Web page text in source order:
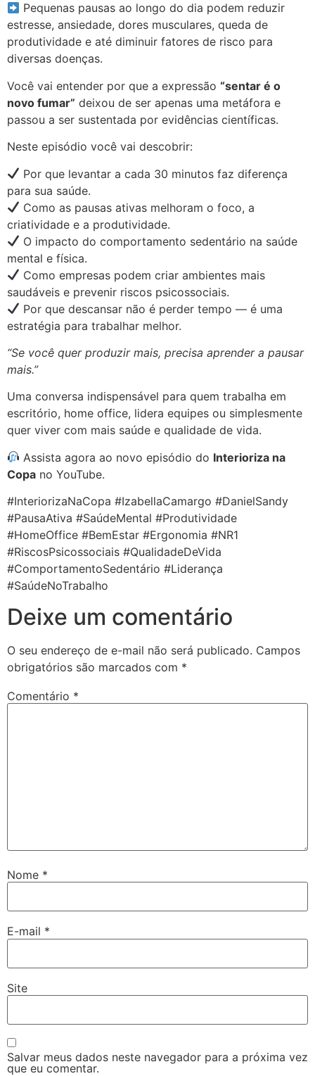
Pequenas pausas ao longo do dia podem reduzir
estresse, ansiedade, dores musculares, queda de
produtividade e até diminuir fatores de risco para
diversas doenças.
Você vai entender por que a expressão “sentar é o
novo fumar” deixou de ser apenas uma metáfora e
passou a ser sustentada por evidências científicas.
Neste episódio você vai descobrir:
Por que levantar a cada 30 minutos faz diferença
para sua saúde.
Como as pausas ativas melhoram o foco, a
criatividade e a produtividade.
O impacto do comportamento sedentário na saúde
mental e física.
Como empresas podem criar ambientes mais
saudáveis e prevenir riscos psicossociais.
Por que descansar não é perder tempo — é uma
estratégia para trabalhar melhor.
“Se você quer produzir mais, precisa aprender a pausar
mais.”
Uma conversa indispensável para quem trabalha em
escritório, home office, lidera equipes ou simplesmente
quer viver com mais saúde e qualidade de vida.
Assista agora ao novo episódio do Interioriza na
Copa no YouTube.
#InteriorizaNaCopa #IzabellaCamargo #DanielSandy
#PausaAtiva #SaúdeMental #Produtividade
#HomeOffice #BemEstar #Ergonomia #NR1
#RiscosPsicossociais #QualidadeDeVida
#ComportamentoSedentário #Liderança
#SaúdeNoTrabalho
Deixe um comentário
O seu endereço de e-mail não será publicado. Campos
obrigatórios são marcados com *
Comentário *
Nome *
E-mail *
Site
Salvar meus dados neste navegador para a próxima vez
que eu comentar.